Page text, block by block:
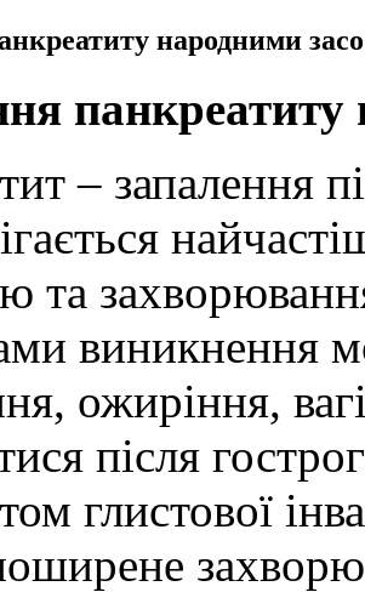
народними
– запалення
та
виникнення
ожиріння,
після
глистової